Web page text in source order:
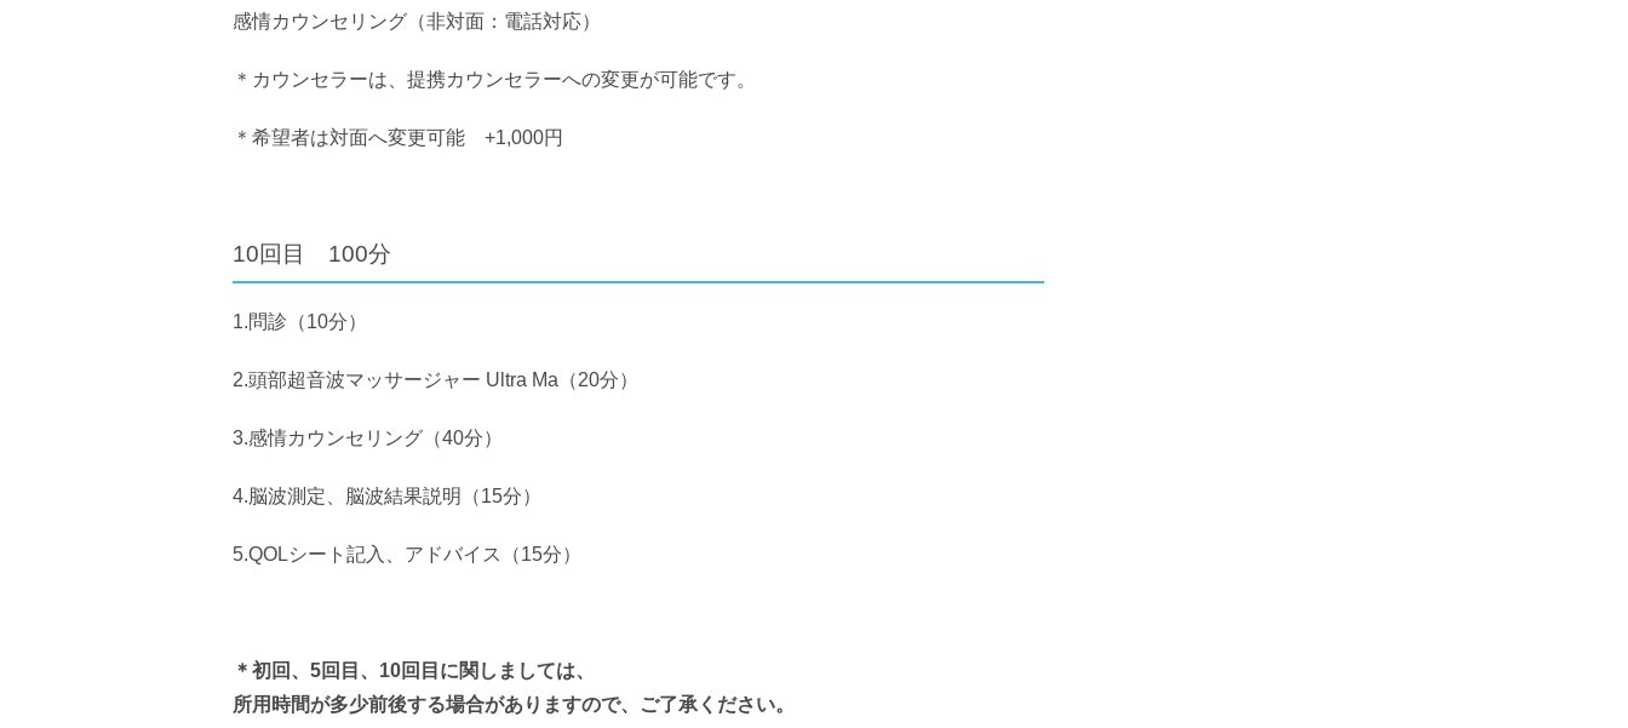
感情カウンセリング（非対面：電話対応）
＊カウンセラーは、提携カウンセラーへの変更が可能です。
＊希望者は対面へ変更可能 +1,000円
10回目 100分
1.問診（10分）
2.頭部超音波マッサージャー Ultra Ma（20分）
3.感情カウンセリング（40分）
4.脳波測定、脳波結果説明（15分）
5.QOLシート記入、アドバイス（15分）
＊初回、5回目、10回目に関しましては、
所用時間が多少前後する場合がありますので、ご了承ください。